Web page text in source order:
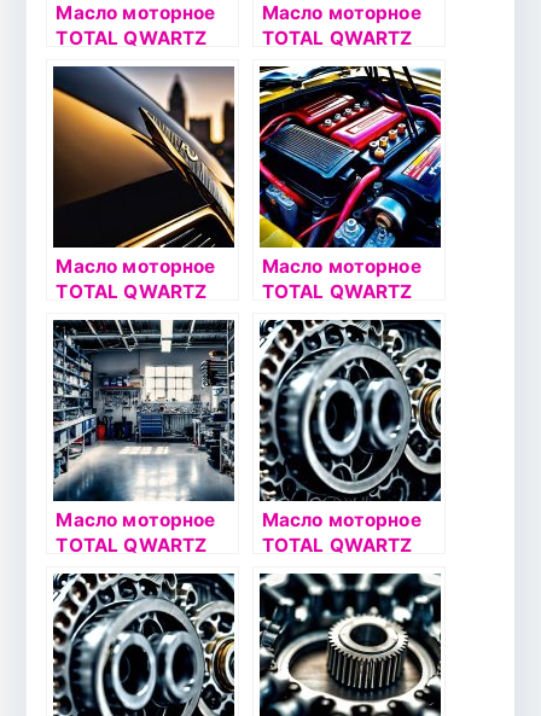
Масло моторное
TOTAL QWARTZ
INEO MC3 5W30
1л
Масло моторное
TOTAL QWARTZ
INEO ECS 5W30 4л
Масло моторное
TOTAL QWARTZ
9000 ENERGY HKS
5W30 1л
Масло моторное
TOTAL QWARTZ
9000 ENERGY HKS
5W30 5л
Масло моторное
TOTAL QWARTZ
9000 FUTURE NFC
5W30 1л
Масло моторное
TOTAL QWARTZ
9000 ENERGY
0W30 4л